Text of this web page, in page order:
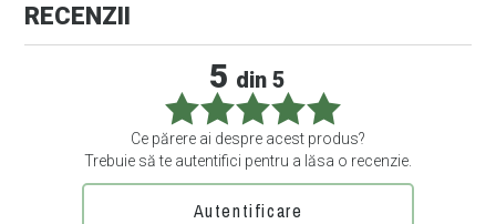
RECENZII
5 din 5
Ce părere ai despre acest produs?
Trebuie să te autentifici pentru a lăsa o recenzie.
Autentificare